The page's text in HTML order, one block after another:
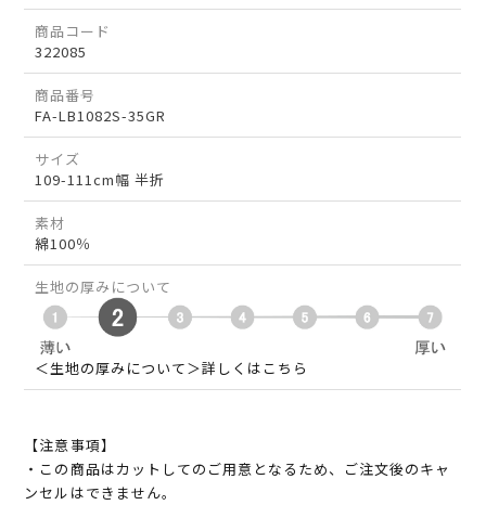
商品コード
322085
商品番号
FA-LB1082S-35GR
サイズ
109-111cm幅 半折
素材
綿100％
生地の厚みについて
＜生地の厚みについて＞詳しくはこちら
【注意事項】
・この商品はカットしてのご用意となるため、ご注文後のキャ
ンセルはできません。